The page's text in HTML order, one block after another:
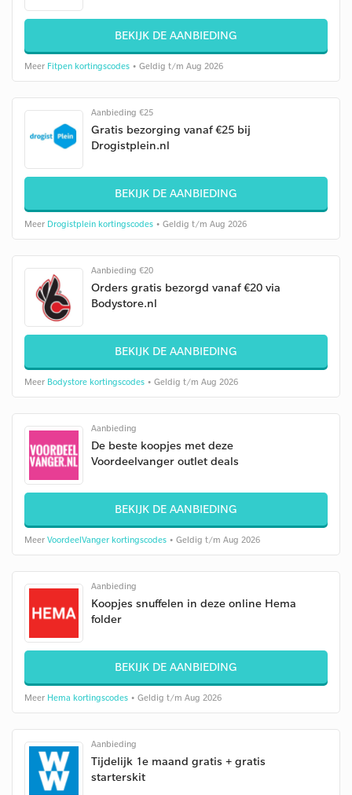
BEKIJK DE AANBIEDING
Meer Fitpen kortingscodes • Geldig t/m Aug 2026
Aanbieding €25
Gratis bezorging vanaf €25 bij
Drogistplein.nl
BEKIJK DE AANBIEDING
Meer Drogistplein kortingscodes • Geldig t/m Aug 2026
Aanbieding €20
Orders gratis bezorgd vanaf €20 via
Bodystore.nl
BEKIJK DE AANBIEDING
Meer Bodystore kortingscodes • Geldig t/m Aug 2026
Aanbieding
De beste koopjes met deze
Voordeelvanger outlet deals
BEKIJK DE AANBIEDING
Meer VoordeelVanger kortingscodes • Geldig t/m Aug 2026
Aanbieding
Koopjes snuffelen in deze online Hema
folder
BEKIJK DE AANBIEDING
Meer Hema kortingscodes • Geldig t/m Aug 2026
Aanbieding
Tijdelijk 1e maand gratis + gratis
starterskit